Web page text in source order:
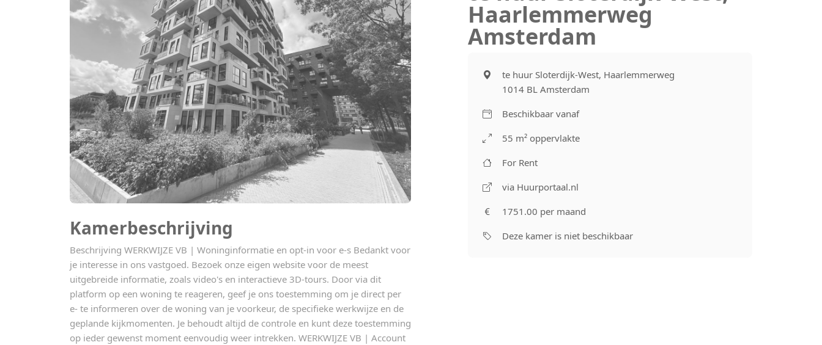
Kamerbeschrijving
Beschrijving WERKWIJZE VB | Woninginformatie en opt-in voor e-s Bedankt voor
je interesse in ons vastgoed. Bezoek onze eigen website voor de meest
uitgebreide informatie, zoals video's en interactieve 3D-tours. Door via dit
platform op een woning te reageren, geef je ons toestemming om je direct per
e- te informeren over de woning van je voorkeur, de specifieke werkwijze en de
geplande kijkmomenten. Je behoudt altijd de controle en kunt deze toestemming
op ieder gewenst moment eenvoudig weer intrekken. WERKWIJZE VB | Account
Haarlemmerweg
Amsterdam
te huur Sloterdijk-West, Haarlemmerweg
1014 BL Amsterdam
Beschikbaar vanaf
55 m² oppervlakte
For Rent
via Huurportaal.nl
1751.00 per maand
Deze kamer is niet beschikbaar